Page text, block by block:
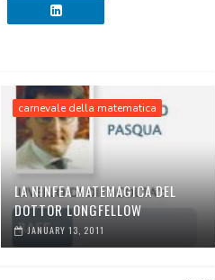
carnevale della matematica
LA NINFEA MATEMAGICA DEL
DOTTOR LONGFELLOW
JANUARY 13, 2011